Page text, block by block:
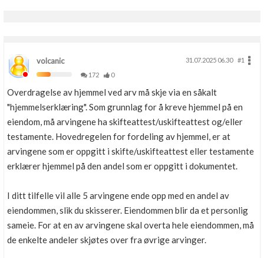
volcanic 31.07.2025 06.30
#1
172
0
Overdragelse av hjemmel ved arv må skje via en såkalt
"hjemmelserklæring". Som grunnlag for å kreve hjemmel på en
eiendom, må arvingene ha skifteattest/uskifteattest og/eller
testamente. Hovedregelen for fordeling av hjemmel, er at
arvingene som er oppgitt i skifte/uskifteattest eller testamente
erklærer hjemmel på den andel som er oppgitt i dokumentet.
I ditt tilfelle vil alle 5 arvingene ende opp med en andel av
eiendommen, slik du skisserer. Eiendommen blir da et personlig
sameie. For at en av arvingene skal overta hele eiendommen, må
de enkelte andeler skjøtes over fra øvrige arvinger.